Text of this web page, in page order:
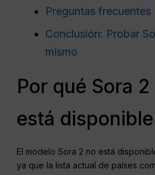
Preguntas frecuentes
Conclusión: Probar
mismo
Por qué Sora
está
El modelo Sora 2 no está
ya que la lista actual de países